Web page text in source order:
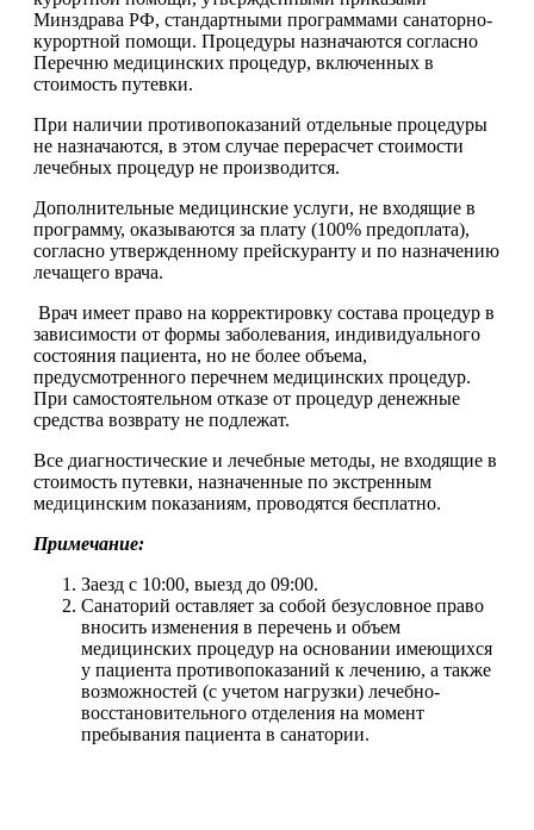
Минздрава РФ, стандартными программами санаторно-
курортной помощи. Процедуры назначаются согласно
Перечню медицинских процедур, включенных в
стоимость путевки.
При наличии противопоказаний отдельные процедуры
не назначаются, в этом случае перерасчет стоимости
лечебных процедур не производится.
Дополнительные медицинские услуги, не входящие в
программу, оказываются за плату (100% предоплата),
согласно утвержденному прейскуранту и по назначению
лечащего врача.
Врач имеет право на корректировку состава процедур в
зависимости от формы заболевания, индивидуального
состояния пациента, но не более объема,
предусмотренного перечнем медицинских процедур.
При самостоятельном отказе от процедур денежные
средства возврату не подлежат.
Все диагностические и лечебные методы, не входящие в
стоимость путевки, назначенные по экстренным
медицинским показаниям, проводятся бесплатно.
Примечание:
Заезд с 10:00, выезд до 09:00.
Санаторий оставляет за собой безусловное право
вносить изменения в перечень и объем
медицинских процедур на основании имеющихся
у пациента противопоказаний к лечению, а также
возможностей (с учетом нагрузки) лечебно-
восстановительного отделения на момент
пребывания пациента в санатории.